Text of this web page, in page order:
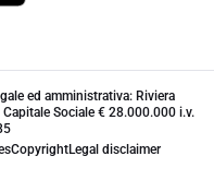
ed amministrativa: Riviera
Sociale € 28.000.000 i.v.
CopyrightLegal disclaimer